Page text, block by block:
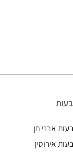
אבני חן
אירוסין